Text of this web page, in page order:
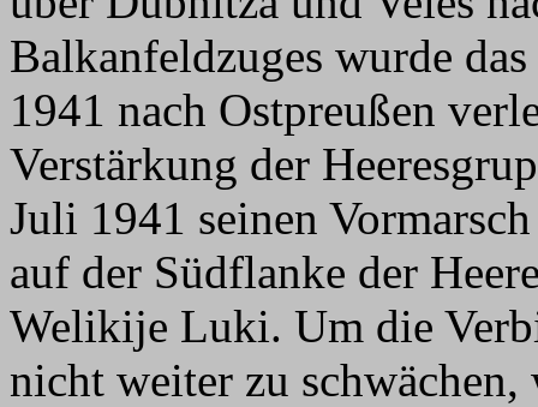
Balkanfeldzuges wurde
1941 nach Ostpreußen
Verstärkung der
Juli 1941 seinen
auf der Südflanke der
Welikije Luki. Um die
nicht weiter zu